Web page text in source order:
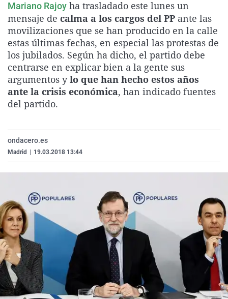
La rosa de los vientos
Gente viajera
Como el perro y el
Caso
Retornados
Equipo de
Operación Viuda
Extremadura
Galicia
La Rioja
Navarra
País Vasco
Virales
Televisión
Elecciones
Mariano Rajoy ha trasladado este lunes un
mensaje de calma a los cargos del PP ante las
movilizaciones que se han producido en la calle
estas últimas fechas, en especial las protestas de
los jubilados. Según ha dicho, el partido debe
centrarse en explicar bien a la gente sus
argumentos ylo que han hecho estos años
ante la crisis económica, han indicado fuentes
del partido.
ondacero.es
Madrid 19.03.2018 13:44